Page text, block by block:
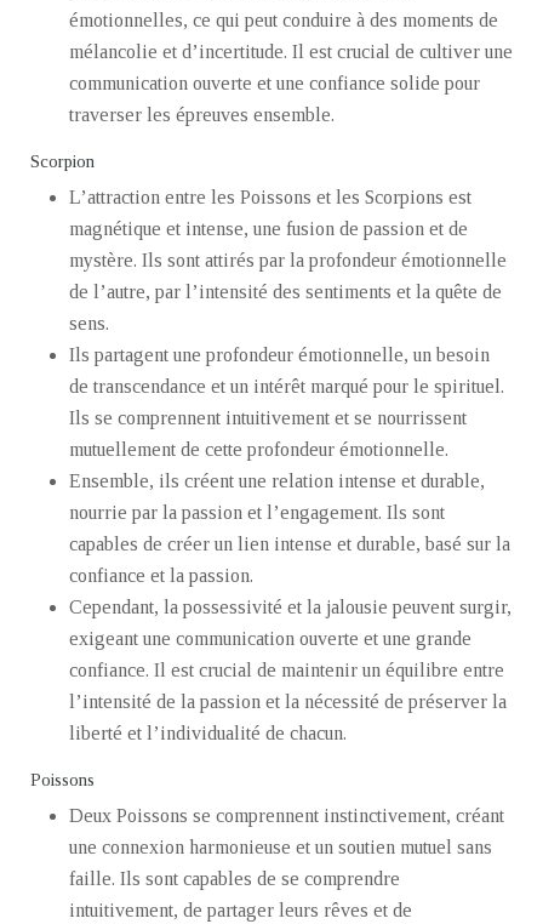
émotionnelles, ce qui peut conduire à des moments de
mélancolie et d’incertitude. Il est crucial de cultiver une
communication ouverte et une confiance solide pour
traverser les épreuves ensemble.
Scorpion
L’attraction entre les Poissons et les Scorpions est
magnétique et intense, une fusion de passion et de
mystère. Ils sont attirés par la profondeur émotionnelle
de l’autre, par l’intensité des sentiments et la quête de
sens.
Ils partagent une profondeur émotionnelle, un besoin
de transcendance et un intérêt marqué pour le spirituel.
Ils se comprennent intuitivement et se nourrissent
mutuellement de cette profondeur émotionnelle.
Ensemble, ils créent une relation intense et durable,
nourrie par la passion et l’engagement. Ils sont
capables de créer un lien intense et durable, basé sur la
confiance et la passion.
Cependant, la possessivité et la jalousie peuvent surgir,
exigeant une communication ouverte et une grande
confiance. Il est crucial de maintenir un équilibre entre
l’intensité de la passion et la nécessité de préserver la
liberté et l’individualité de chacun.
Poissons
Deux Poissons se comprennent instinctivement, créant
une connexion harmonieuse et un soutien mutuel sans
faille. Ils sont capables de se comprendre
intuitivement, de partager leurs rêves et de